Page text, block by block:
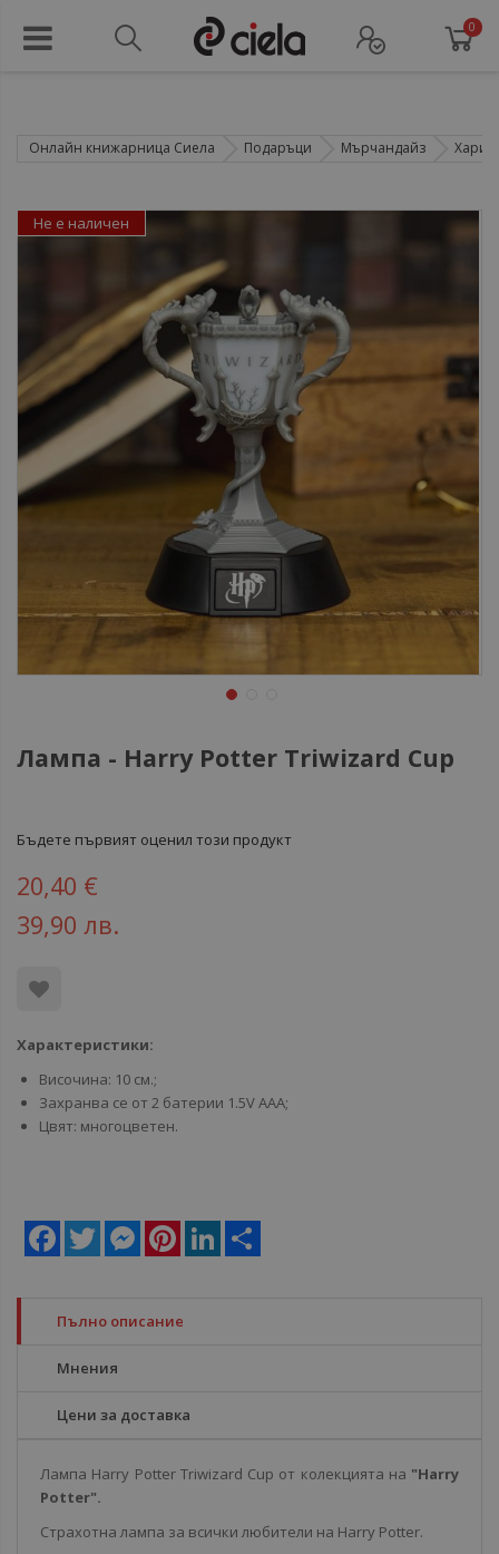
0
Онлайн книжарница Сиела Подаръци Мърчандайз Хари
Лампа - Harry Potter Triwizard Cup
Бъдете първият оценил този продукт
20,40 €
39,90 лв.
Характеристики:
Височина: 10 см.;
Захранва се от 2 батерии 1.5V ААА;
Цвят: многоцветен.
Facebook
Twitter MessengerPinterestLinkedIn
Не е наличен
Пълно описание
Мнения
Цени за доставка
Лампа Harry Potter Triwizard Cup от колекцията на "Harry
Potter".
Страхотна лампа за всички любители на Harry Potter.